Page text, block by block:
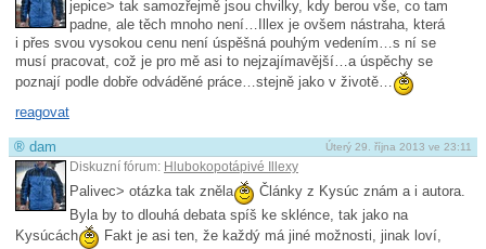
jepice> tak samozřejmě jsou chvilky, kdy berou vše, co tam
padne, ale těch mnoho není…Illex je ovšem nástraha, která
i přes svou vysokou cenu není úspěšná pouhým vedením…s ní se
musí pracovat, což je pro mě asi to nejzajímavější…a úspěchy se
poznají podle dobře odváděné práce…stejně jako v životě…
reagovat
Úterý 29. října 2013 ve 23:11
® dam
Diskuzní fórum: Hlubokopotápivé Illexy
Palivec> otázka tak zněla
Články z Kysúc znám a i autora.
Byla by to dlouhá debata spíš ke sklénce, tak jako na
Kysúcách
Fakt je asi ten, že každý má jiné možnosti, jinak loví,